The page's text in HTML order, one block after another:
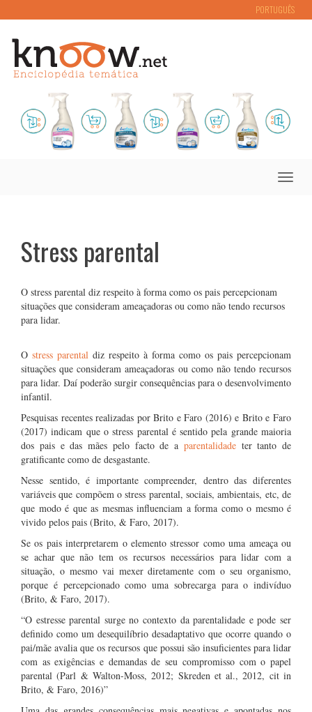
PORTUGUÊS
Toggle
Stress parental
O stress parental diz respeito à forma como os pais percepcionam
situações que consideram ameaçadoras ou como não tendo recursos
para lidar.
O stress parental diz respeito à forma como os pais percepcionam
situações que consideram ameaçadoras ou como não tendo recursos
para lidar. Daí poderão surgir consequências para o desenvolvimento
infantil.
Pesquisas recentes realizadas por Brito e Faro (2016) e Brito e Faro
(2017) indicam que o stress parental é sentido pela grande maioria
dos pais e das mães pelo facto de a parentalidadeter tanto de
gratificante como de desgastante.
Nesse sentido, é importante compreender, dentro das diferentes
variáveis que compõem o stress parental, sociais, ambientais, etc, de
que modo é que as mesmas influenciam a forma como o mesmo é
vivido pelos pais (Brito, & Faro, 2017).
Se os pais interpretarem o elemento stressor como uma ameaça ou
se achar que não tem os recursos necessários para lidar com a
situação, o mesmo vai mexer diretamente com o seu organismo,
porque é percepcionado como uma sobrecarga para o indivíduo
(Brito, & Faro, 2017).
“O estresse parental surge no contexto da parentalidade e pode ser
definido como um desequilíbrio desadaptativo que ocorre quando o
pai/mãe avalia que os recursos que possui são insuficientes para lidar
com as exigências e demandas de seu compromisso com o papel
parental (Parl & Walton-Moss, 2012; Skreden et al., 2012, cit in
Brito, & Faro, 2016)”